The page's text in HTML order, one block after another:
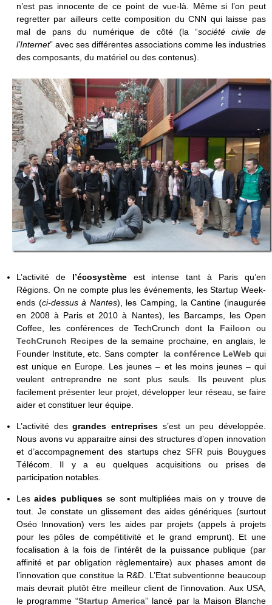
n’est pas innocente de ce point de vue-là. Même si l’on peut
regretter par ailleurs cette composition du CNN qui laisse pas
mal de pans du numérique de côté (la “société civile de
l’Internet” avec ses différentes associations comme les industries
des composants, du matériel ou des contenus).
L’activité de l’écosystème est intense tant à Paris qu’en
Régions. On ne compte plus les événements, les Startup Week-
ends (ci-dessus à Nantes), les Camping, la Cantine (inaugurée
en 2008 à Paris et 2010 à Nantes), les Barcamps, les Open
Coffee, les conférences de TechCrunch dont la Failcon ou
TechCrunch Recipes de la semaine prochaine, en anglais, le
Founder Institute, etc. Sans compter la conférence LeWeb qui
est unique en Europe. Les jeunes – et les moins jeunes – qui
veulent entreprendre ne sont plus seuls. Ils peuvent plus
facilement présenter leur projet, développer leur réseau, se faire
aider et constituer leur équipe.
L’activité desgrandes entreprises s’est un peu développée.
Nous avons vu apparaitre ainsi des structures d’open innovation
et d’accompagnement des startups chez SFR puis Bouygues
Télécom. Il y a eu quelques acquisitions ou prises de
participation notables.
Lesaides publiquesse sont multipliées mais on y trouve de
tout. Je constate un glissement des aides génériques (surtout
Oséo Innovation) vers les aides par projets (appels à projets
pour les pôles de compétitivité et le grand emprunt). Et une
focalisation à la fois de l’intérêt de la puissance publique (par
affinité et par obligation règlementaire) aux phases amont de
l’innovation que constitue la R&D. L’Etat subventionne beaucoup
mais devrait plutôt être meilleur client de l’innovation. Aux USA,
le programme “Startup America” lancé par la Maison Blanche